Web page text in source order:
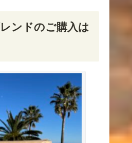
ンドのご購入は